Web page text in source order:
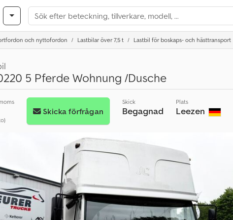
och nyttofordon Lastbilar över 7,5 t Lastbil för boskaps- och hästtransport
5 Pferde Wohnung /Dusche
Skicka förfrågan
Skick
Begagnad
Plats
Leezen